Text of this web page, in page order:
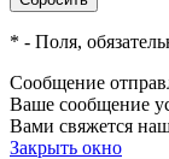
* - Поля,
Сообщение
Ваше сообщение
Вами свяжется
Закрыть окно